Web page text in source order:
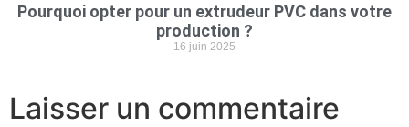
Pourquoi opter pour un extrudeur PVC dans votre
production ?
16 juin 2025
Laisser un commentaire